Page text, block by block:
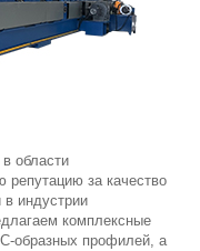
области
репутацию за качество
в индустрии
комплексные
образных профилей, а